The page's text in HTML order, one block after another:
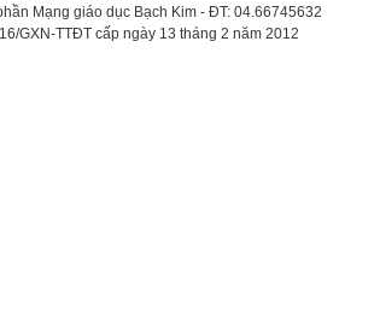
Mạng giáo dục Bạch Kim - ĐT: 04.66745632
GXN-TTĐT cấp ngày 13 tháng 2 năm 2012